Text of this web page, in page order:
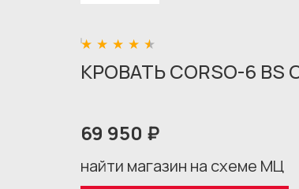
КРОВАТЬ CORSO-6
69 950 ₽
найти магазин на схеме МЦ